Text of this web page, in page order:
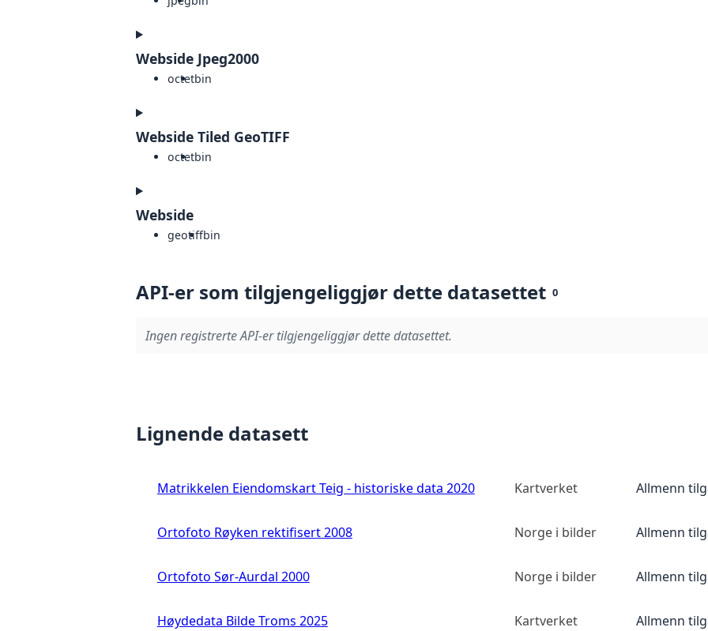
Webside Jpeg2000
octetbin
Webside Tiled GeoTIFF
octetbin
Webside
geotiffbin
API-er som tilgjengeliggjør dette datasettet 0
Ingen registrerte API-er tilgjengeliggjør dette datasettet.
Lignende datasett
Matrikkelen Eiendomskart Teig - historiske data 2020 Kartverket Allmenn
Ortofoto Røyken rektifisert 2008 Norge i bilder Allmenn
Ortofoto Sør-Aurdal 2000 Norge i bilder Allmenn
Høydedata Bilde Troms 2025 Kartverket Allmenn